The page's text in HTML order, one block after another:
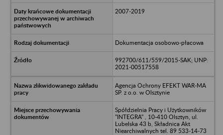
2007-2019
Dokumentacja osobowo-płacowa
992700/611/559/2015-SAK; UNP:
2021-00517558
Agencja Ochrony EFEKT WAR-MA
SP. z o.o. w Olsztynie
Spółdzielnia Pracy i Użytkowników
"INTEGRA" , 10-410 Olsztyn, ul.
Lubelska 43 b, Składnica Akt
Niearchiwalnych tel. 89 533-14-73